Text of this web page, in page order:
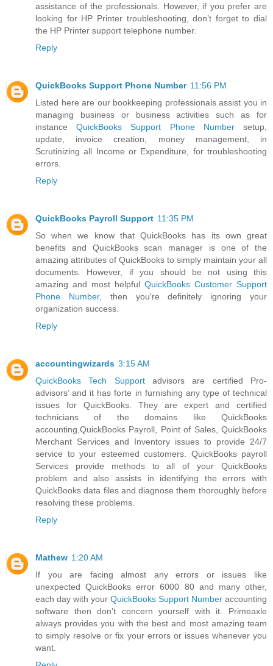
assistance of the professionals. However, if you prefer are
looking for HP Printer troubleshooting, don’t forget to dial
the HP Printer support telephone number.
Reply
QuickBooks Support Phone Number 11:56 PM
Listed here are our bookkeeping professionals assist you in
managing business or business activities such as for
instanceQuickBooks Support Phone Numbersetup,
update, invoice creation, money management, in
Scrutinizing all Income or Expenditure, for troubleshooting
errors.
Reply
QuickBooks Payroll Support 11:35 PM
So when we know that QuickBooks has its own great
benefits and QuickBooks scan manager is one of the
amazing attributes of QuickBooks to simply maintain your all
documents. However, if you should be not using this
amazing and most helpful QuickBooks Customer Support
Phone Number, then you're definitely ignoring your
organization success.
Reply
accountingwizards 3:15 AM
QuickBooks Tech Supportadvisors are certified Pro-
advisors’ and it has forte in furnishing any type of technical
issues for QuickBooks. They are expert and certified
technicians of the domains like QuickBooks
accounting,QuickBooks Payroll, Point of Sales, QuickBooks
Merchant Services and Inventory issues to provide 24/7
service to your esteemed customers. QuickBooks payroll
Services provide methods to all of your QuickBooks
problem and also assists in identifying the errors with
QuickBooks data files and diagnose them thoroughly before
resolving these problems.
Reply
Mathew 1:20 AM
If you are facing almost any errors or issues like
unexpected QuickBooks error 6000 80 and many other,
each day with your QuickBooks Support Number accounting
software then don’t concern yourself with it. Primeaxle
always provides you with the best and most amazing team
to simply resolve or fix your errors or issues whenever you
want.